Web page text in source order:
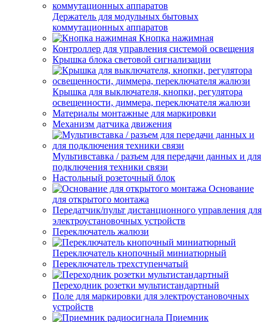
Держатель для модульных бытовых
коммутационных аппаратов
Кнопка нажимная
Контроллер для управления системой освещения
Крышка блока световой сигнализации
Крышка для выключателя, кнопки, регулятора
освещенности, диммера, переключателя жалюзи
Материалы монтажные для маркировки
Механизм датчика движения
Мультивставка / разъем для передачи данных и для
подключения техники связи
Настольный розеточный блок
Основание
для открытого монтажа
Передатчик/пульт дистанционного управления для
электроустановочных устройств
Переключатель жалюзи
Переключатель кнопочный миниатюрный
Переключатель трехступенчатый
Переходник розетки мультистандартный
Поле для маркировки для электроустановочных
устройств
Приемник